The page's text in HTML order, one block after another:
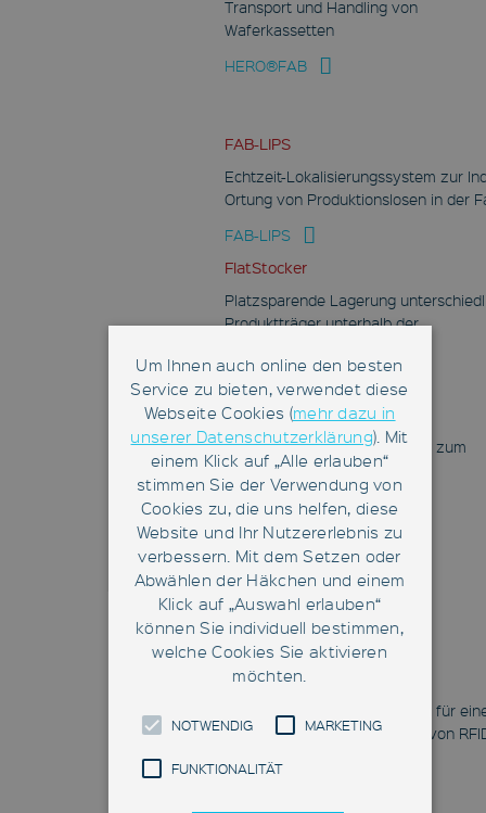
Transport und Handling von
Waferkassetten
HERO®FAB
FAB-LIPS
Echtzeit-Lokalisierungssystem zur
Ortung von Produktionslosen in der
FAB-LIPS
FlatStocker
Platzsparende Lagerung
Produktträger unterhalb der
FlatStocker
HERO Fab
Freifahrendes Robotersystem zum
Transport und Handling von
Waferkassetten
HERO Fab
RFID-Applikationen
Unsere Anwendungslösungen für
effizienzsteigernden Einsatz von
RFID-Applikationen
Um Ihnen auch online den besten
Service zu bieten, verwendet diese
Webseite Cookies (mehr dazu in
unserer Datenschutzerklärung). Mit
einem Klick auf „Alle erlauben“
stimmen Sie der Verwendung von
Cookies zu, die uns helfen, diese
Website und Ihr Nutzererlebnis zu
verbessern. Mit dem Setzen oder
Abwählen der Häkchen und einem
Klick auf „Auswahl erlauben“
können Sie individuell bestimmen,
welche Cookies Sie aktivieren
möchten.
NOTWENDIG MARKETING
FUNKTIONALITÄT